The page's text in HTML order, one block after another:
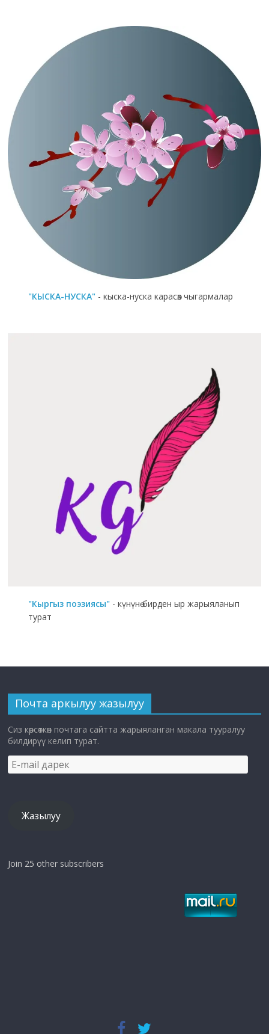
"КЫСКА-НУСКА" - кыска-нуска карасөз чыгармалар
"Кыргыз поэзиясы" - күнүнө бирден ыр жарыяланып
турат
Почта аркылуу жазылуу
Сиз көрсөткөн почтага сайтта жарыяланган макала тууралуу
билдирүү келип турат.
E-
mail
Жазылуу
Join 25 other subscribers